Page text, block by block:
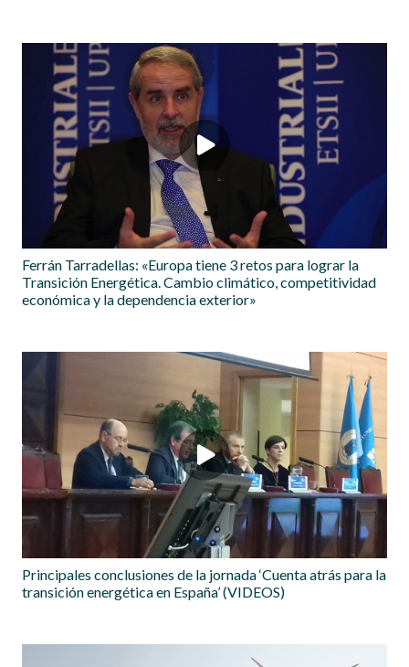
Ferrán Tarradellas: «Europa tiene 3 retos para lograr la
Transición Energética. Cambio climático, competitividad
económica y la dependencia exterior»
Principales conclusiones de la jornada ‘Cuenta atrás para la
transición energética en España’ (VIDEOS)